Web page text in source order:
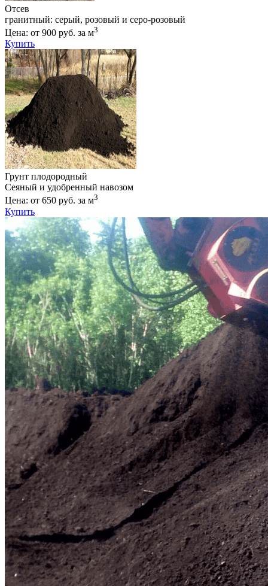
Отсев
гранитный: серый, розовый и серо-розовый
Цена: от 900 руб. за м3
Купить
Грунт плодородный
Сеяный и удобренный навозом
Цена: от 650 руб. за м3
Купить